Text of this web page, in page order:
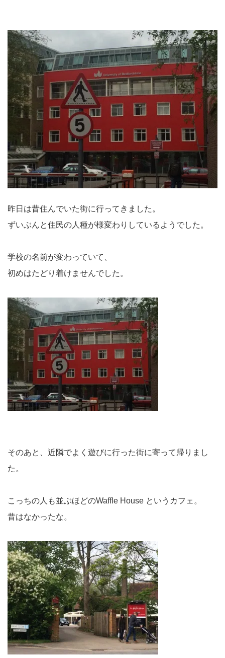
昨日は昔住んでいた街に行ってきました。
ずいぶんと住民の人種が様変わりしているようでした。
学校の名前が変わっていて、
初めはたどり着けませんでした。
そのあと、近隣でよく遊びに行った街に寄って帰りまし
た。
こっちの人も並ぶほどのWaffle House というカフェ。
昔はなかったな。